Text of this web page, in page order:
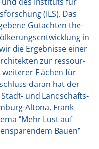
(ILS). Das
Gut­ach­ten the­
in
die Ergeb­nis­se einer
zur res­sour­
Flä­chen für
dar­an hat der
und Land­schafts­
Alto­na, Frank
“Mehr Lust auf
Bau­en”